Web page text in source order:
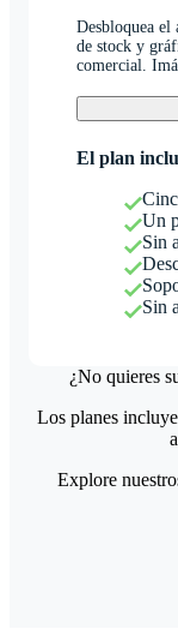
Desbloquea el
de stock y
comercial.
El plan
Un
Sin
Sin
¿No quieres
Los planes
Explore